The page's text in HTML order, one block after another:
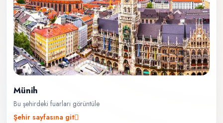
Münih
Bu şehirdeki fuarları görüntüle
Şehir sayfasına git